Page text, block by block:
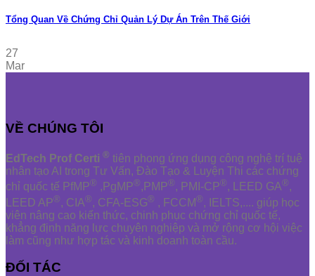
Tổng Quan Về Chứng Chỉ Quản Lý Dự Án Trên Thế Giới
27
Mar
VỀ CHÚNG TÔI
EdTech Prof Certi ® tiên phong ứng dụng công nghệ trí tuệ
nhân tạo AI trong Tư Vấn, Đào Tạo & Luyện Thi các chứng
chỉ quốc tế PfMP® ,PgMP®,PMP®, PMI-CP®, LEED GA®,
LEED AP®, CIA®, CFA-ESG® , FCCM®, IELTS,.... giúp học
viên nâng cao kiến thức, chinh phục chứng chỉ quốc tế,
khẳng định năng lực chuyên nghiệp và mở rộng cơ hội việc
làm cũng như hợp tác và kinh doanh toàn cầu.
ĐỐI TÁC